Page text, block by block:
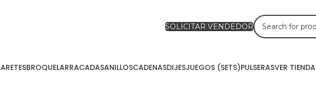
SOLICITAR VENDEDOR
ARETESBROQUELARRACADASANILLOSCADENASDIJESJUEGOS (SETS)PULSERASVER TIENDA